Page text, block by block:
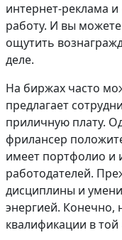
интернет-реклама и
работу. И вы
ощутить
деле.
На биржах часто
предлагает
приличную плату.
фрилансер
имеет портфолио и
работодателей.
дисциплины и
энергией. Конечно,
квалификации в